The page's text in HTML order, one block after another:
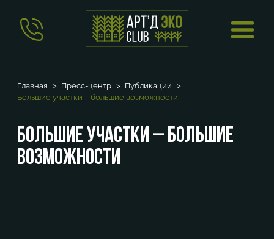
Главная Пресс-центр
Публикации
Большие участки – большие возможности
Большие участки – большие
возможности